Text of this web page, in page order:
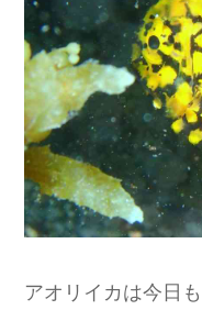
アオリイカは今日